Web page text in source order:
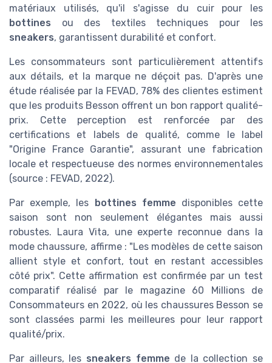
matériaux utilisés, qu'il s'agisse du cuir pour les
bottines ou des textiles techniques pour les
sneakers, garantissent durabilité et confort.
Les consommateurs sont particulièrement attentifs
aux détails, et la marque ne déçoit pas. D'après une
étude réalisée par la FEVAD, 78% des clientes estiment
que les produits Besson offrent un bon rapport qualité-
prix. Cette perception est renforcée par des
certifications et labels de qualité, comme le label
"Origine France Garantie", assurant une fabrication
locale et respectueuse des normes environnementales
(source : FEVAD, 2022).
Par exemple, les bottines femme disponibles cette
saison sont non seulement élégantes mais aussi
robustes. Laura Vita, une experte reconnue dans la
mode chaussure, affirme : "Les modèles de cette saison
allient style et confort, tout en restant accessibles
côté prix". Cette affirmation est confirmée par un test
comparatif réalisé par le magazine 60 Millions de
Consommateurs en 2022, où les chaussures Besson se
sont classées parmi les meilleures pour leur rapport
qualité/prix.
Par ailleurs, les sneakers femme de la collection se